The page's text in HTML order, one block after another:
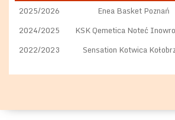
2025/2026 Enea Basket Poznań
2024/2025
KSK Qemetica Noteć
2022/2023
Sensation Kotwica